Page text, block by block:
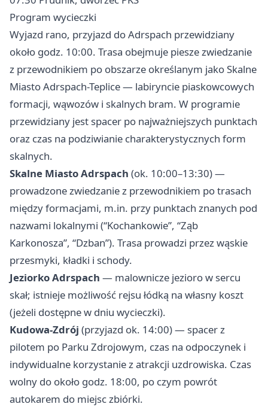
Program wycieczki
Wyjazd rano, przyjazd do Adrspach przewidziany
około godz. 10:00. Trasa obejmuje piesze zwiedzanie
z przewodnikiem po obszarze określanym jako Skalne
Miasto Adrspach-Teplice — labiryncie piaskowcowych
formacji, wąwozów i skalnych bram. W programie
przewidziany jest spacer po najważniejszych punktach
oraz czas na podziwianie charakterystycznych form
skalnych.
Skalne Miasto Adrspach (ok. 10:00–13:30) —
prowadzone zwiedzanie z przewodnikiem po trasach
między formacjami, m.in. przy punktach znanych pod
nazwami lokalnymi (“Kochankowie”, “Ząb
Karkonosza”, “Dzban”). Trasa prowadzi przez wąskie
przesmyki, kładki i schody.
Jeziorko Adrspach — malownicze jezioro w sercu
skał; istnieje możliwość rejsu łódką na własny koszt
(jeżeli dostępne w dniu wycieczki).
Kudowa-Zdrój (przyjazd ok. 14:00) — spacer z
pilotem po Parku Zdrojowym, czas na odpoczynek i
indywidualne korzystanie z atrakcji uzdrowiska. Czas
wolny do około godz. 18:00, po czym powrót
autokarem do miejsc zbiórki.